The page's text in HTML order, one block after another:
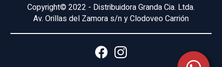
Copyright© 2022 - Distribuidora Granda Cia. Ltda.
Av. Orillas del Zamora s/n y Clodoveo Carrión